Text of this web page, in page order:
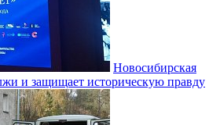
Новосибирская
и защищает историческую правду